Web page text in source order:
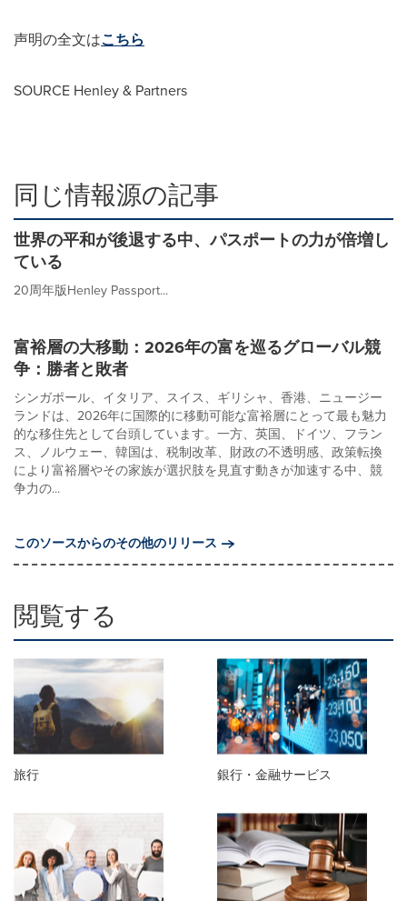
声明の全文はこちら
SOURCE Henley & Partners
同じ情報源の記事
世界の平和が後退する中、パスポートの力が倍増し
ている
20周年版Henley Passport...
富裕層の大移動：2026年の富を巡るグローバル競
争：勝者と敗者
シンガポール、イタリア、スイス、ギリシャ、香港、ニュージー
ランドは、2026年に国際的に移動可能な富裕層にとって最も魅力
的な移住先として台頭しています。一方、英国、ドイツ、フラン
ス、ノルウェー、韓国は、税制改革、財政の不透明感、政策転換
により富裕層やその家族が選択肢を見直す動きが加速する中、競
争力の...
このソースからのその他のリリース
閲覧する
旅行 銀行・金融サービス